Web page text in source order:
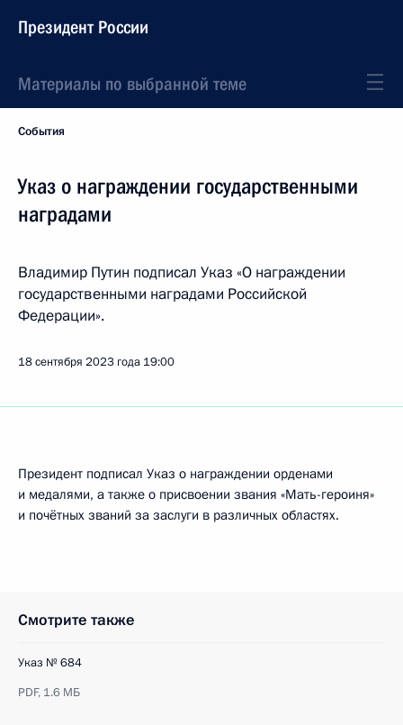
Президент России
Материалы по выбранной теме
События
Указ о награждении государственными
наградами
Владимир Путин подписал Указ «О награждении
государственными наградами Российской
Федерации».
18 сентября 2023 года 19:00
Президент подписал Указ о награждении орденами
и медалями, а также о присвоении звания «Мать-героиня»
и почётных званий за заслуги в различных областях.
Смотрите также
Указ № 684
PDF, 1.6 МБ